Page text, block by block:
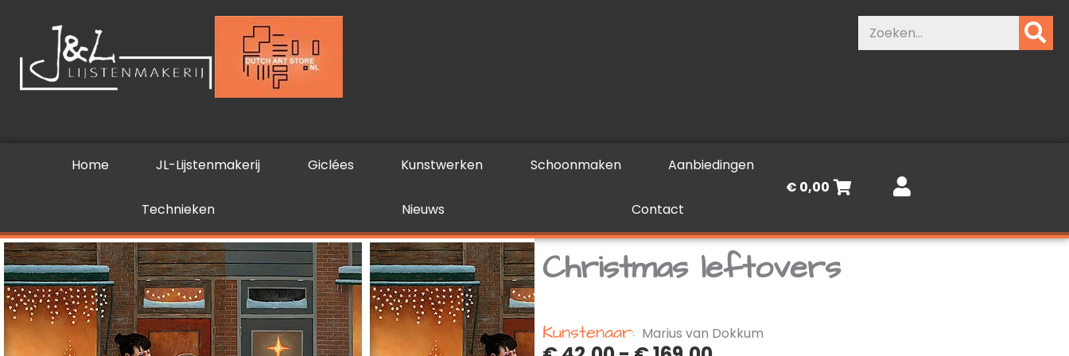
inhoud
Zoeken
Home JL-Lijstenmakerij Giclées Kunstwerken Schoonmaken Aanbiedingen
Technieken Nieuws Contact
€ 0,00
Christmas leftovers
Kunstenaar: Marius van Dokkum